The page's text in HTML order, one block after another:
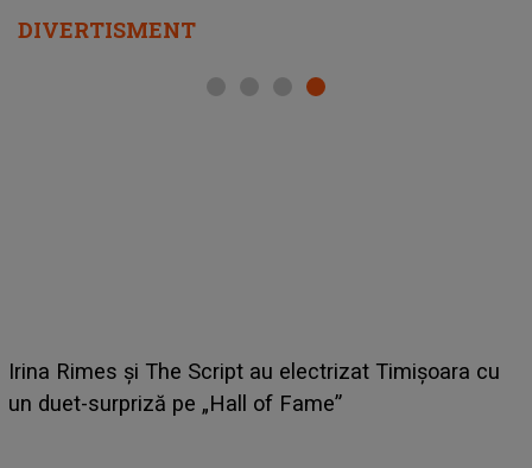
DIVERTISMENT
HOROSCOP 6 august 2026. Zodia care are șansa
câștige mai mulți bani. O oportunitate neașteptată îi